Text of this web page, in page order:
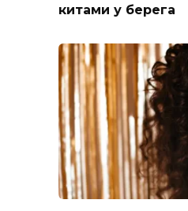
китами у берега